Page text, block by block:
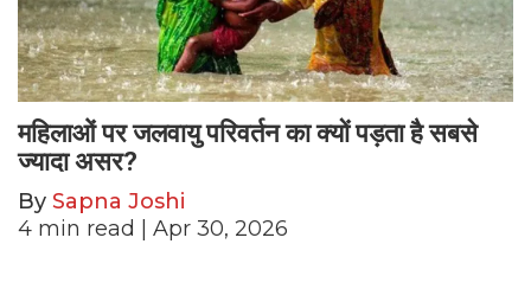
महिलाओं पर जलवायु परिवर्तन का क्यों पड़ता है सबसे
ज्यादा असर?
By Sapna Joshi
4 min read | Apr 30, 2026